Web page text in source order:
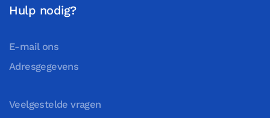
Hulp nodig?
E-mail ons
Adresgegevens
Veelgestelde vragen